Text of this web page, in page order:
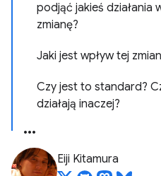
podjąć jakieś działania
zmianę?
Jaki jest wpływ tej
Czy jest to standard?
działają inaczej?
Eiji Kitamura